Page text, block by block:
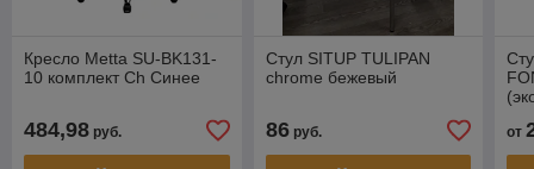
Кресло Metta SU-BK131-
10 комплект Ch Синее
484,98 руб.
Стул SITUP TULIPAN
chrome бежевый
86руб. от